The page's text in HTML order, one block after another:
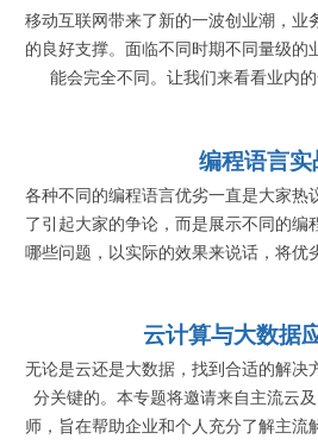
移动互联网带来了新的一波创业潮，业
的良好支撑。面临不同时期不同量级的
能会完全不同。让我们来看看业内的
编程语言实
各种不同的编程语言优劣一直是大家热
了引起大家的争论，而是展示不同的编
哪些问题，以实际的效果来说话，将优
云计算与大数据
无论是云还是大数据，找到合适的解决
分关键的。本专题将邀请来自主流云
师，旨在帮助企业和个人充分了解主流